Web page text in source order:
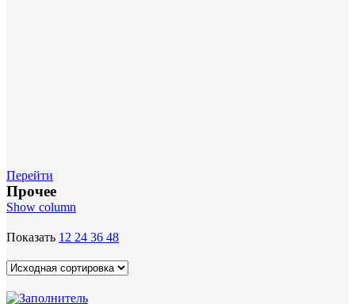
Перейти
Прочее
Show column
Показать 12 24 36 48